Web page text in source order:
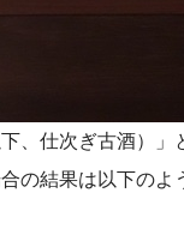
、仕次ぎ古酒）」
の結果は以下のよ